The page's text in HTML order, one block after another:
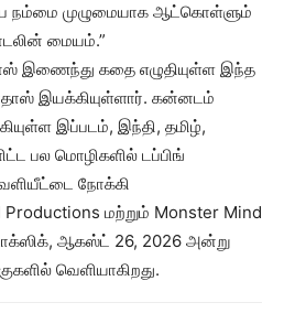
நம்மை முழுமையாக ஆட்கொள்ளும்
மையம்.”
இணைந்து கதை எழுதியுள்ள இந்த
இயக்கியுள்ளார். கன்னடம்
இப்படம், இந்தி, தமிழ்,
பல மொழிகளில் டப்பிங்
நோக்கி
Productions மற்றும் Monster Mind
ஆகஸ்ட் 26, 2026 அன்று
வெளியாகிறது.